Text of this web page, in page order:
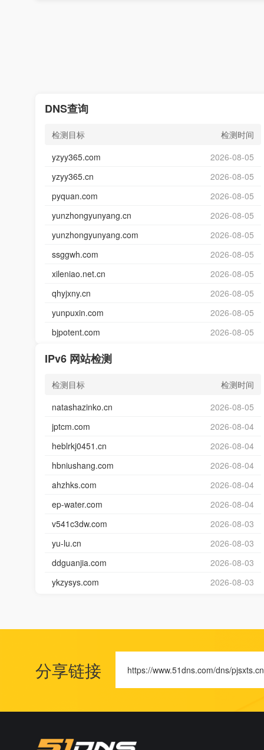
DNS查询
检测目标
检测时间
yzyy365.com
2026-08-05
yzyy365.cn
2026-08-05
pyquan.com
2026-08-05
yunzhongyunyang.cn
2026-08-05
yunzhongyunyang.com
2026-08-05
ssggwh.com
2026-08-05
xileniao.net.cn
2026-08-05
qhyjxny.cn
2026-08-05
yunpuxin.com
2026-08-05
bjpotent.com
2026-08-05
IPv6 网站检测
检测目标
检测时间
natashazinko.cn
2026-08-05
jptcm.com
2026-08-04
heblrkj0451.cn
2026-08-04
hbniushang.com
2026-08-04
ahzhks.com
2026-08-04
ep-water.com
2026-08-04
v541c3dw.com
2026-08-03
yu-lu.cn
2026-08-03
ddguanjia.com
2026-08-03
ykzysys.com
2026-08-03
分享链接 https://www.51dns.com/dns/pjsxts.cn